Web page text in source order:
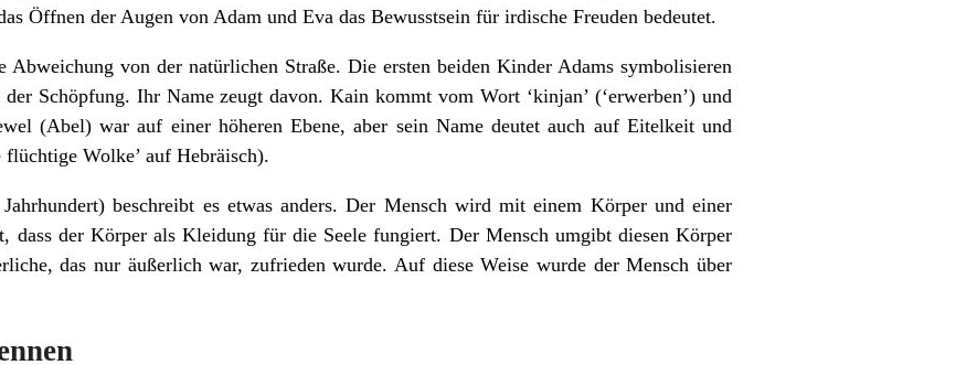
Öffnen der Augen von Adam und Eva das Bewusstsein für irdische Freuden bedeutet.
Abweichung von der natürlichen Straße. Die ersten beiden Kinder Adams symbolisieren
Schöpfung. Ihr Name zeugt davon. Kain kommt vom Wort ‘kinjan’ (‘erwerben’) und
(Abel) war auf einer höheren Ebene, aber sein Name deutet auch auf Eitelkeit und
flüchtige Wolke’ auf Hebräisch).
beschreibt es etwas anders. Der Mensch wird mit einem Körper und einer
dass der Körper als Kleidung für die Seele fungiert. Der Mensch umgibt diesen Körper
das nur äußerlich war, zufrieden wurde. Auf diese Weise wurde der Mensch über